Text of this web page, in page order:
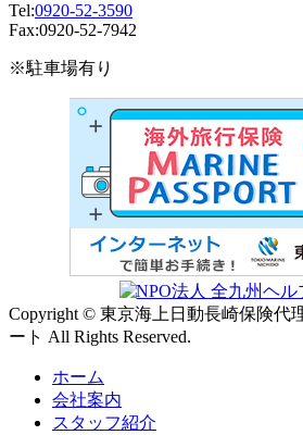
Tel:0920-52-3590
Fax:0920-52-7942
※駐車場有り
Copyright © 東京海上日動長崎保険代
ート All Rights Reserved.
ホーム
会社案内
スタッフ紹介